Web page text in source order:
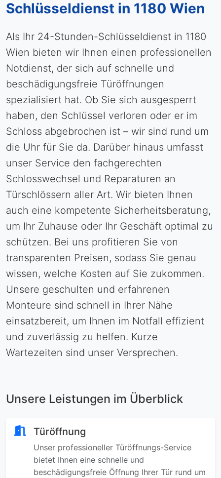
Schlüsseldienst in 1180 Wien
Als Ihr 24-Stunden-Schlüsseldienst in 1180
Wien bieten wir Ihnen einen professionellen
Notdienst, der sich auf schnelle und
beschädigungsfreie Türöffnungen
spezialisiert hat. Ob Sie sich ausgesperrt
haben, den Schlüssel verloren oder er im
Schloss abgebrochen ist – wir sind rund um
die Uhr für Sie da. Darüber hinaus umfasst
unser Service den fachgerechten
Schlosswechsel und Reparaturen an
Türschlössern aller Art. Wir bieten Ihnen
auch eine kompetente Sicherheitsberatung,
um Ihr Zuhause oder Ihr Geschäft optimal zu
schützen. Bei uns profitieren Sie von
transparenten Preisen, sodass Sie genau
wissen, welche Kosten auf Sie zukommen.
Unsere geschulten und erfahrenen
Monteure sind schnell in Ihrer Nähe
einsatzbereit, um Ihnen im Notfall effizient
und zuverlässig zu helfen. Kurze
Wartezeiten sind unser Versprechen.
Unsere Leistungen im Überblick
Türöffnung
Unser professioneller Türöffnungs-Service
bietet Ihnen eine schnelle und
beschädigungsfreie Öffnung Ihrer Tür rund um